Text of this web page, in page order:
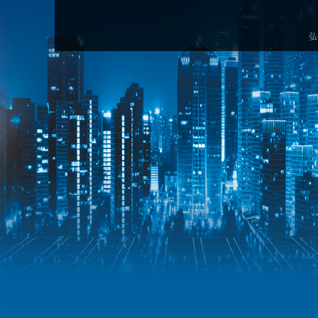
内部刊物 模式概述 创业
智能物流领域 弘信足迹 智能可穿戴领域
弘信足迹 供应链管理领域 健康环保领域
社会责任 投资银行 产业园 产业